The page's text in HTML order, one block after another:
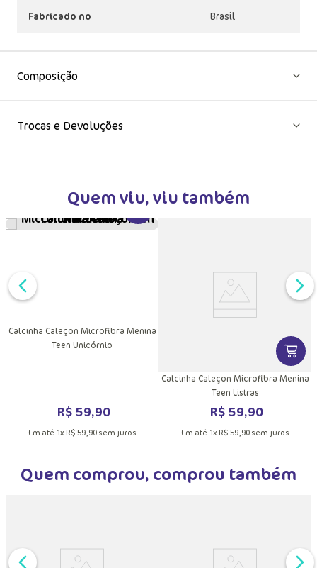
Fabricado no Brasil
Composição
Trocas e Devoluções
Quem viu, viu também
Calcinha Caleçon Microfibra Menina
Teen Unicórnio
R$ 59,90
Em até 1x R$ 59, 90sem juros
VER
Calcinha Caleçon Microfibra Menina
Teen Listras
R$ 59,90
Em até 1x R$ 59,90sem juros
Quem comprou, comprou também